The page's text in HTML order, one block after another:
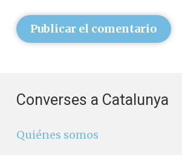
Publicar el comentario
Converses a Catalunya
Quiénes somos